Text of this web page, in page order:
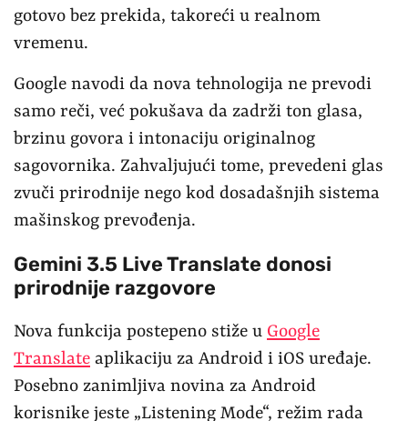
gotovo bez prekida, takoreći u realnom
vremenu.
Google navodi da nova tehnologija ne prevodi
samo reči, već pokušava da zadrži ton glasa,
brzinu govora i intonaciju originalnog
sagovornika. Zahvaljujući tome, prevedeni glas
zvuči prirodnije nego kod dosadašnjih sistema
mašinskog prevođenja.
Gemini 3.5 Live Translate donosi
prirodnije razgovore
Nova funkcija postepeno stiže u Google
Translate aplikaciju za Android i iOS uređaje.
Posebno zanimljiva novina za Android
korisnike jeste „Listening Mode“, režim rada